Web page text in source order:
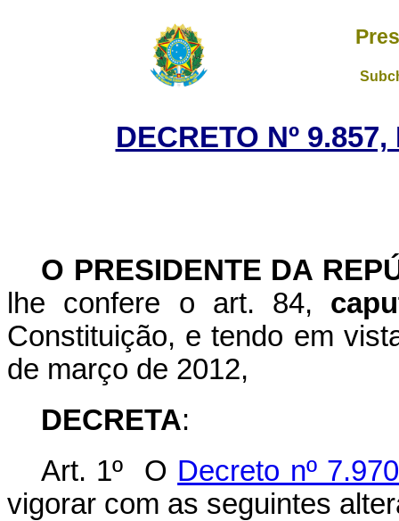
DECRETO Nº
O PRESIDENTE DA
lhe confere o art. 84,
Constituição, e tendo em
de março de 2012,
DECRETA:
Art. 1º O Decreto nº
vigorar com as seguintes